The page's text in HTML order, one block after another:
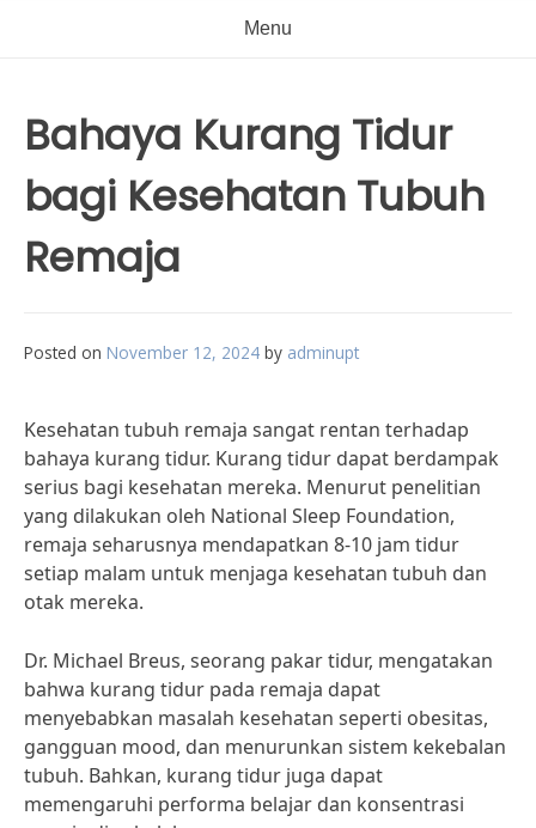
Menu
Bahaya Kurang Tidur
bagi Kesehatan Tubuh
Remaja
Posted on November 12, 2024 by adminupt
Kesehatan tubuh remaja sangat rentan terhadap
bahaya kurang tidur. Kurang tidur dapat berdampak
serius bagi kesehatan mereka. Menurut penelitian
yang dilakukan oleh National Sleep Foundation,
remaja seharusnya mendapatkan 8-10 jam tidur
setiap malam untuk menjaga kesehatan tubuh dan
otak mereka.
Dr. Michael Breus, seorang pakar tidur, mengatakan
bahwa kurang tidur pada remaja dapat
menyebabkan masalah kesehatan seperti obesitas,
gangguan mood, dan menurunkan sistem kekebalan
tubuh. Bahkan, kurang tidur juga dapat
memengaruhi performa belajar dan konsentrasi